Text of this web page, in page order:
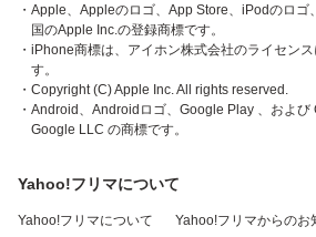
・Apple、Appleのロゴ、App Store、iPodのロ
国のApple Inc.の登録商標です。
・iPhone商標は、アイホン株式会社のライセン
す。
・Copyright (C) Apple Inc. All rights reserved.
・Android、Androidロゴ、Google Play 、および
Google LLC の商標です。
Yahoo!フリマについて
Yahoo!フリマについて Yahoo!フリマからのお